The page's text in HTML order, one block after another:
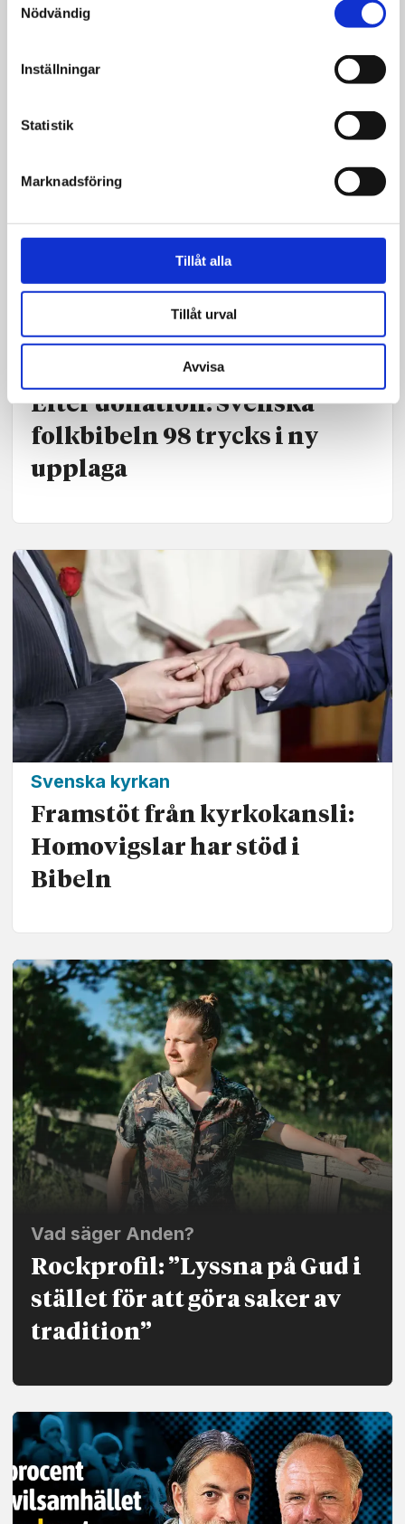
Nödvändig
Inställningar
Statistik
Marknadsföring
Tillåt alla
Tillåt urval
Avvisa
på Gothia cup – många
vittnade om helande
Efter donation: Svenska
folkbibeln 98 trycks i ny
upplaga
Svenska kyrkan
Framstöt från kyrkokansli:
Homo­vigslar har stöd i
Bibeln
Vad säger Anden?
Rockprofil: ”Lyssna på Gud i
stället för att göra saker av
tradition”